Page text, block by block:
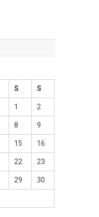
S S
1 2
8 9
15 16
22 23
29 30